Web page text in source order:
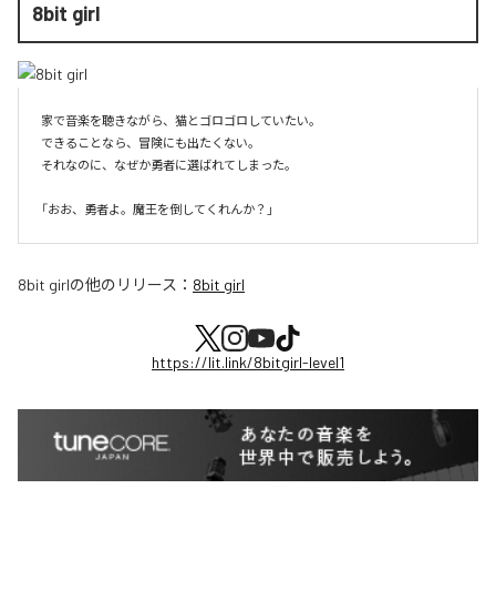
8bit girl
家で音楽を聴きながら、猫とゴロゴロしていたい。
できることなら、冒険にも出たくない。
それなのに、なぜか勇者に選ばれてしまった。
8bit girlの他のリリース： 8bit girl
https://lit.link/8bitgirl-level1